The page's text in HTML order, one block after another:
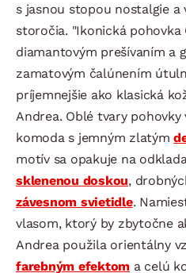
s jasnou stopou nostalgie a
storočia. "Ikonická pohovka
diamantovým prešívaním a
zamatovým čalúnením
príjemnejšie ako klasická
Andrea. Oblé tvary
komoda s jemným zlatým
motív sa opakuje na
sklenenou doskou,
závesnom svietidle.
vlasom, ktorý by zbytočne
Andrea použila orientálny
farebným efektom a celú